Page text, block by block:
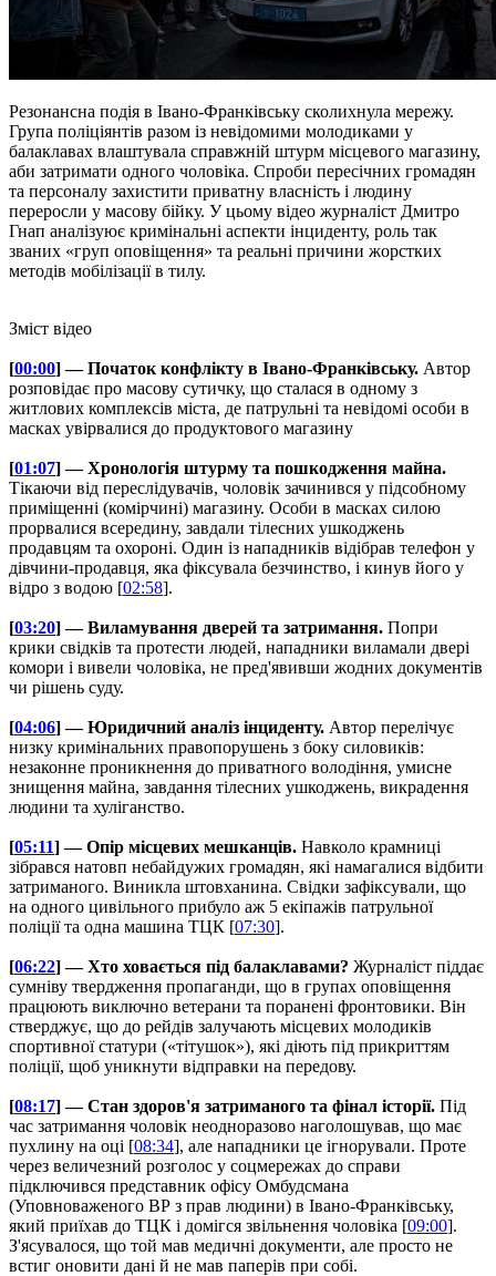
Резонансна подія в Івано-Франківську сколихнула мережу.
Група поліціянтів разом із невідомими молодиками у
балаклавах влаштувала справжній штурм місцевого магазину,
аби затримати одного чоловіка. Спроби пересічних громадян
та персоналу захистити приватну власність і людину
переросли у масову бійку. У цьому відео журналіст Дмитро
Гнап аналізуює кримінальні аспекти інциденту, роль так
званих «груп оповіщення» та реальні причини жорстких
методів мобілізації в тилу.
Зміст відео
[00:00] — Початок конфлікту в Івано-Франківську. Автор
розповідає про масову сутичку, що сталася в одному з
житлових комплексів міста, де патрульні та невідомі особи в
масках увірвалися до продуктового магазину
[01:07] — Хронологія штурму та пошкодження майна.
Тікаючи від переслідувачів, чоловік зачинився у підсобному
приміщенні (комірчині) магазину. Особи в масках силою
прорвалися всередину, завдали тілесних ушкоджень
продавцям та охороні. Один із нападників відібрав телефон у
дівчини-продавця, яка фіксувала безчинство, і кинув його у
відро з водою [02:58].
[03:20] — Виламування дверей та затримання. Попри
крики свідків та протести людей, нападники виламали двері
комори і вивели чоловіка, не пред'явивши жодних документів
чи рішень суду.
[04:06] — Юридичний аналіз інциденту. Автор перелічує
низку кримінальних правопорушень з боку силовиків:
незаконне проникнення до приватного володіння, умисне
знищення майна, завдання тілесних ушкоджень, викрадення
людини та хуліганство.
[05:11] — Опір місцевих мешканців. Навколо крамниці
зібрався натовп небайдужих громадян, які намагалися відбити
затриманого. Виникла штовханина. Свідки зафіксували, що
на одного цивільного прибуло аж 5 екіпажів патрульної
поліції та одна машина ТЦК [07:30].
[06:22] — Хто ховається під балаклавами? Журналіст піддає
сумніву твердження пропаганди, що в групах оповіщення
працюють виключно ветерани та поранені фронтовики. Він
стверджує, що до рейдів залучають місцевих молодиків
спортивної статури («тітушок»), які діють під прикриттям
поліції, щоб уникнути відправки на передову.
[08:17] — Стан здоров'я затриманого та фінал історії. Під
час затримання чоловік неодноразово наголошував, що має
пухлину на оці [08:34], але нападники це ігнорували. Проте
через величезний розголос у соцмережах до справи
підключився представник офісу Омбудсмана
(Уповноваженого ВР з прав людини) в Івано-Франківську,
який приїхав до ТЦК і домігся звільнення чоловіка [09:00].
З'ясувалося, що той мав медичні документи, але просто не
встиг оновити дані й не мав паперів при собі.